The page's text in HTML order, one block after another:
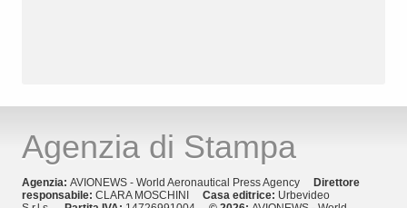
Agenzia di Stampa
Agenzia: AVIONEWS - World Aeronautical Press Agency
Direttore
responsabile: CLARA MOSCHINI Casa editrice: Urbevideo